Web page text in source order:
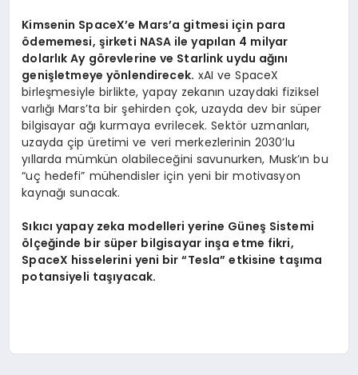
Kimsenin SpaceX’e Mars’a gitmesi için para
ödememesi, şirketi NASA ile yapılan 4 milyar
dolarlık Ay görevlerine ve Starlink uydu ağını
genişletmeye yönlendirecek. xAI ve SpaceX
birleşmesiyle birlikte, yapay zekanın uzaydaki fiziksel
varlığı Mars’ta bir şehirden çok, uzayda dev bir süper
bilgisayar ağı kurmaya evrilecek. Sektör uzmanları,
uzayda çip üretimi ve veri merkezlerinin 2030’lu
yıllarda mümkün olabileceğini savunurken, Musk’ın bu
“uç hedefi” mühendisler için yeni bir motivasyon
kaynağı sunacak.
Sıkıcı yapay zeka modelleri yerine Güneş Sistemi
ölçeğinde bir süper bilgisayar inşa etme fikri,
SpaceX hisselerini yeni bir “Tesla” etkisine taşıma
potansiyeli taşıyacak.